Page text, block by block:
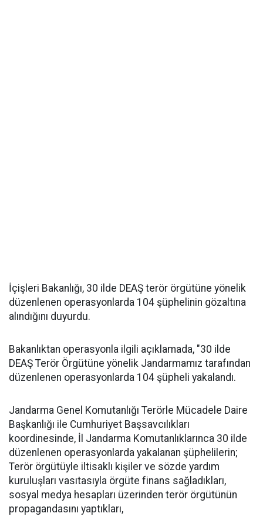
İçişleri Bakanlığı, 30 ilde DEAŞ terör örgütüne yönelik
düzenlenen operasyonlarda 104 şüphelinin gözaltına
alındığını duyurdu.
Bakanlıktan operasyonla ilgili açıklamada, "30 ilde
DEAŞ Terör Örgütüne yönelik Jandarmamız tarafından
düzenlenen operasyonlarda 104 şüpheli yakalandı.
Jandarma Genel Komutanlığı Terörle Mücadele Daire
Başkanlığı ile Cumhuriyet Başsavcılıkları
koordinesinde, İl Jandarma Komutanlıklarınca 30 ilde
düzenlenen operasyonlarda yakalanan şüphelilerin;
Terör örgütüyle iltisaklı kişiler ve sözde yardım
kuruluşları vasıtasıyla örgüte finans sağladıkları,
sosyal medya hesapları üzerinden terör örgütünün
propagandasını yaptıkları,